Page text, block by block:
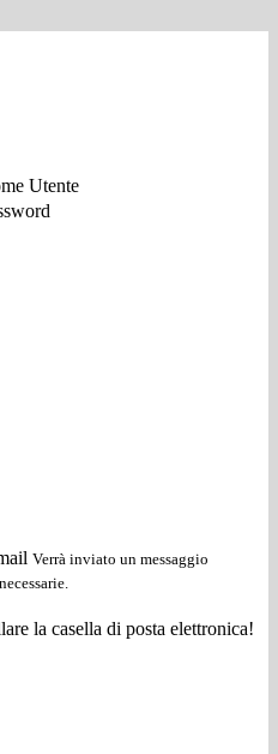
Utente
Verrà inviato un messaggio
la casella di posta elettronica!